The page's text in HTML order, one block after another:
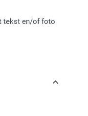
tekst en/of foto